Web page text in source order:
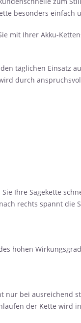
besonders
mit Ihrer Akku-
täglichen Einsatz
durch
Sie Ihre Sägekette
rechts spannt die
hohen
nur bei ausreichend
der Kette wird